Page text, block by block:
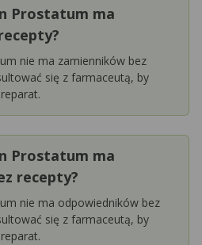
Prostatum ma
nie ma zamienników bez
się z farmaceutą, by
Prostatum ma
recepty?
nie ma odpowiedników bez
się z farmaceutą, by